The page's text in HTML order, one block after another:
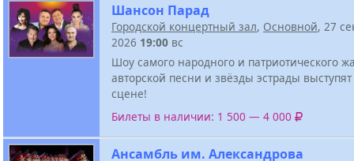
Шансон Парад
Городской концертный зал, Основной, 27
2026 19:00 вс
Шоу самого народного и патриотического
авторской песни и звёзды эстрады
сцене!
Билеты в наличии: 1 500 — 4 000
Ансамбль им. Александрова